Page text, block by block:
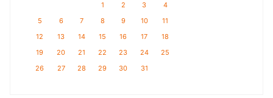
1 2 3
4
5
6 7 8 9 10
11
12
13 14 15 16 17
18
19
20 21 22 23 24
25
26
27 28 29 30 31